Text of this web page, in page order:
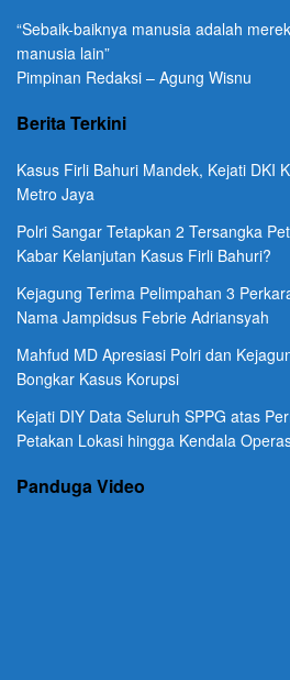
“Sebaik-baiknya manusia adalah
manusia lain”
Pimpinan Redaksi – Agung Wisnu
Berita Terkini
Kasus Firli Bahuri Mandek, Kejati DKI
Metro Jaya
Polri Sangar Tetapkan 2 Tersangka
Kabar Kelanjutan Kasus Firli Bahuri?
Kejagung Terima Pelimpahan 3
Nama Jampidsus Febrie Adriansyah
Mahfud MD Apresiasi Polri dan
Bongkar Kasus Korupsi
Kejati DIY Data Seluruh SPPG atas
Petakan Lokasi hingga Kendala
Panduga Video